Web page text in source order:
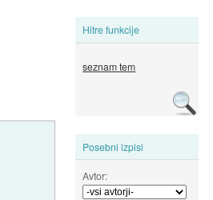
Hitre funkcije
seznam tem
Posebni izpisi
Avtor: